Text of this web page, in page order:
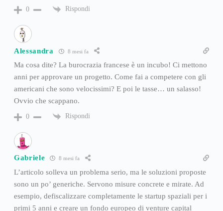
0 Rispondi
Alessandra 8 mesi fa
Ma cosa dite? La burocrazia francese è un incubo! Ci mettono
anni per approvare un progetto. Come fai a competere con gli
americani che sono velocissimi? E poi le tasse… un salasso!
Ovvio che scappano.
0 Rispondi
Gabriele 8 mesi fa
L’articolo solleva un problema serio, ma le soluzioni proposte
sono un po’ generiche. Servono misure concrete e mirate. Ad
esempio, defiscalizzare completamente le startup spaziali per i
primi 5 anni e creare un fondo europeo di venture capital